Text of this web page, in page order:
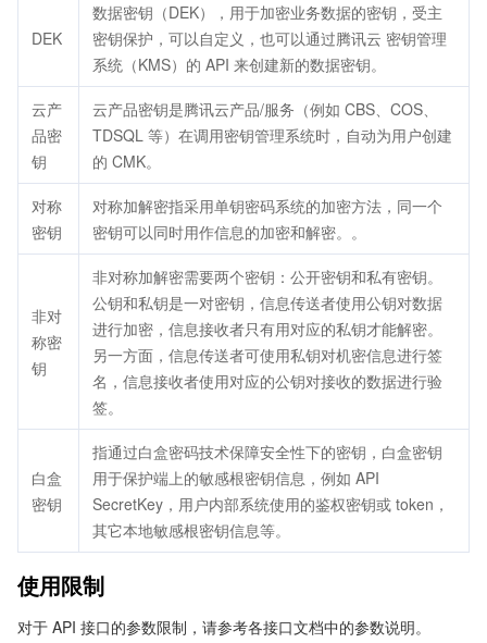
DEK
数据密钥（DEK），用于加密业务数据的密钥，受主
密钥保护，可以自定义，也可以通过腾讯云 密钥管理
系统（KMS）的 API 来创建新的数据密钥。
云产
品密
钥
云产品密钥是腾讯云产品/服务（例如 CBS、COS、
TDSQL 等）在调用密钥管理系统时，自动为用户创建
的 CMK。
对称
密钥
对称加解密指采用单钥密码系统的加密方法，同一个
密钥可以同时用作信息的加密和解密。。
非对
称密
钥
非对称加解密需要两个密钥：公开密钥和私有密钥。
公钥和私钥是一对密钥，信息传送者使用公钥对数据
进行加密，信息接收者只有用对应的私钥才能解密。
另一方面，信息传送者可使用私钥对机密信息进行签
名，信息接收者使用对应的公钥对接收的数据进行验
签。
白盒
密钥
指通过白盒密码技术保障安全性下的密钥，白盒密钥
用于保护端上的敏感根密钥信息，例如 API
SecretKey，用户内部系统使用的鉴权密钥或 token，
其它本地敏感根密钥信息等。
使用限制
对于 API 接口的参数限制，请参考各接口文档中的参数说明。